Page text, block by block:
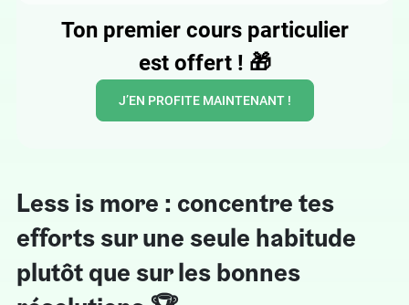
Ton premier cours particulier
est offert ! 🎁
J’EN PROFITE MAINTENANT !
Less is more : concentre tes
efforts sur une seule habitude
plutôt que sur les bonnes